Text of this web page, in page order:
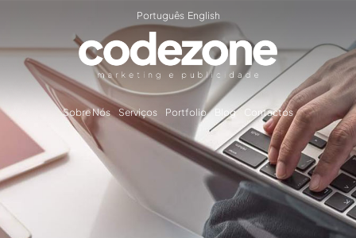
Sobre Nós Serviços Portfolio Blog Contactos
Português English